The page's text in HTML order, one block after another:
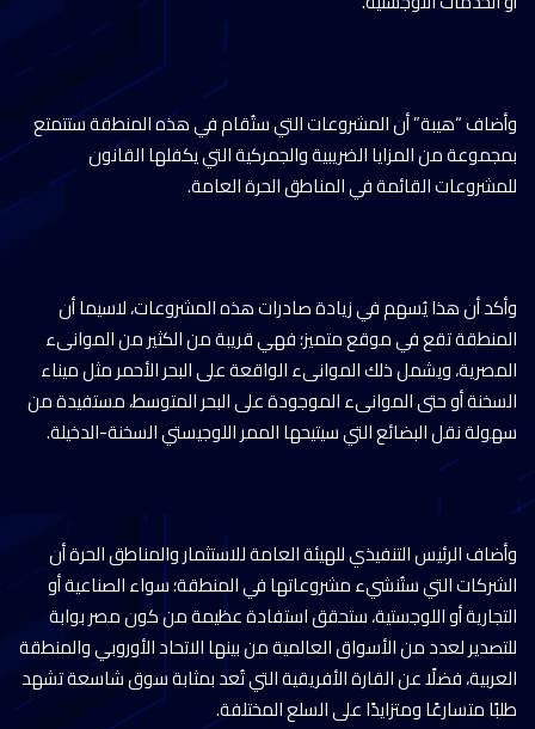
وأضاف “هيبة” أن المشروعات التي ستُقام في هذه المنطقة ستتمتع
بمجموعة من المزايا الضريبية والجمركية التي يكفلها القانون
للمشروعات القائمة في المناطق الحرة العامة.
وأكد أن هذا يُسهم في زيادة صادرات هذه المشروعات، لاسيما أن
المنطقة تقع في موقع متميز؛ فهي قريبة من الكثير من الموانىء
المصرية، ويشمل ذلك الموانىء الواقعة على البحر الأحمر مثل ميناء
السخنة أو حتى الموانىء الموجودة على البحر المتوسط، مستفيدة من
سهولة نقل البضائع التي سيتيحها الممر اللوجيستي السخنة-الدخيلة.
وأضاف الرئيس التنفيذي للهيئة العامة للاستثمار والمناطق الحرة أن
الشركات التي ستُنشيء مشروعاتها في المنطقة؛ سواء الصناعية أو
التجارية أو اللوجستية، ستحقق استفادة عظيمة من كون مصر بوابة
للتصدير لعدد من الأسواق العالمية من بينها الاتحاد الأوروبي والمنطقة
العربية، فضلًا عن القارة الأفريقية التي تُعد بمثابة سوق شاسعة تشهد
طلبًا متسارعًا ومتزايدًا على السلع المختلفة.